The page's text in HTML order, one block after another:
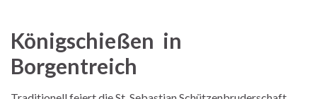
Königschießen in
Borgentreich